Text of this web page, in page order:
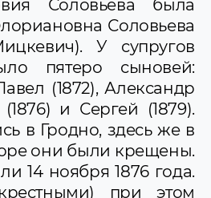
труда" - наш земляк В.С.
- талантливый
врачей
доктор
Рейпольский
врач-
- главный хирург
госпиталя
Соловьева была
Соловьева
У супругов
пятеро сыновей:
(1872), Александр
и Сергей (1879).
в Гродно, здесь же в
они были крещены.
14 ноября 1876 года.
при этом